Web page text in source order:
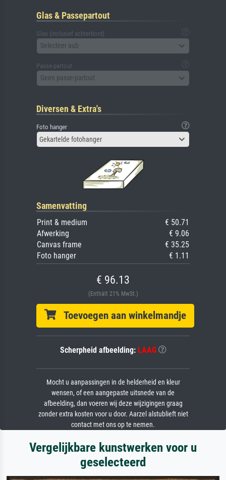
Glas & Passepartout
Glas (inclusief achterbord)
Selecteer aub
Passe-partout
Geen passe-partout
Diversen & Extra's
Foto hanger
Gekartelde fotohanger
Samenvatting
Print & medium
€ 50.71
Afwerking
€ 9.06
Canvas frame
€ 35.25
Foto hanger
€ 1.11
€ 96.13
(Enthält 21% MwSt.)
Toevoegen aan winkelmandje
Scherpheid afbeelding: LAAG
Mocht u aanpassingen in de helderheid en kleur
wensen, of een aangepaste uitsnede van de
afbeelding, dan voeren wij deze wijzigingen graag
zonder extra kosten voor u door. Aarzel alstublieft niet
contact met ons op te nemen.
Vergelijkbare kunstwerken voor u
geselecteerd